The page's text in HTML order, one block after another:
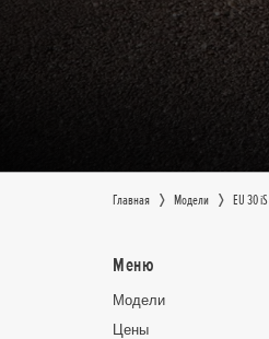
Главная Moдeли EU 30 iS
Меню
Moдeли
Цeны